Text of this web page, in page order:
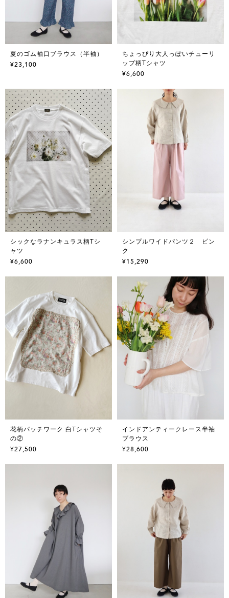
夏のゴム袖口ブラウス（半袖）
¥23,100
ちょっぴり大人っぽいチューリ
ップ柄Tシャツ
¥6,600
シックなラナンキュラス柄Tシ
ャツ
¥6,600
シンプルワイドパンツ２ ピン
ク
¥15,290
花柄パッチワーク 白Tシャツそ
の②
¥27,500
インドアンティークレース半袖
ブラウス
¥28,600